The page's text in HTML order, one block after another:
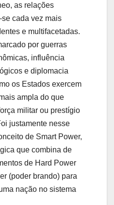
as relações
cada vez mais
e multifacetadas.
por guerras
influência
e diplomacia
os Estados exercem
ampla do que
militar ou prestígio
justamente nesse
de Smart Power,
que combina de
de Hard Power
(poder brando) para
nação no sistema